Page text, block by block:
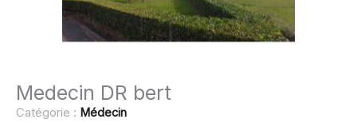
Medecin DR bert
Catégorie : Médecin